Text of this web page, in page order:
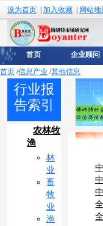
设为首页 加入收藏 网站地
首页 企业顾问
首页 /信息产业 /其他信息
行业报
告索引
农林牧
渔
林
业
畜
牧
业
渔